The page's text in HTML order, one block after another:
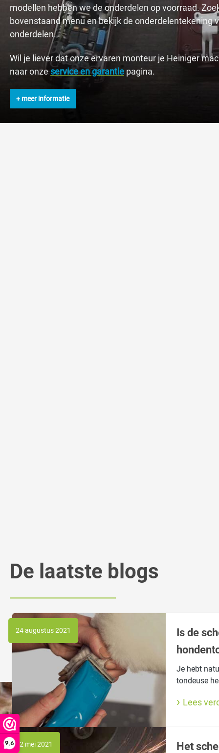
9,6
modellen hebben we de onderdelen op voorraad.
bovenstaand menu en bekijk de onderdelentekening
onderdelen.
Wil je liever dat onze ervaren monteur je Heiniger
naar onzeservice en garantie pagina.
+ meer informatie
De laatste blogs
24 augustus 2021
Is de
Je hebt
tondeuse
alsof de
verder nog
Lees
12 mei 2021
Het